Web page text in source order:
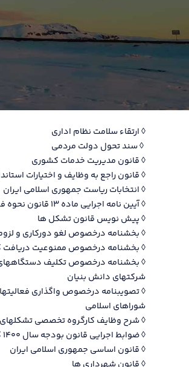
◊ ارتقاء سلامت نظام اداری
◊ سند تحول دولت مردمی
◊ قانون مدیریت خدمات کشوری
◊ قانون راجع به وظایف و اختیارات
◊ انتخابات ریاست جمهوری اسلامی ایران
◊ آیین نامه اجرایی ماده ۱۳ قانون نحوه فعالیت احزاب
◊ پیش نویس قانون تشکل ها
◊ بخشنامه درخصوص لغو دورکاری و
◊ بخشنامه درخصوص ممنوعیت دریافت
◊ بخشنامه درخصوص تکلیف دستگاههای
شرکتهای دانش بنیان
◊ تصویبنامه درخصوص واگذاری
شوراهای اسلامی
◊ شرح وظایف کارگروه تخصصی
◊ ضوابط اجرایی قانون بودجه سال ۱۴۰۰ کل کشور
◊ قانون اساسی جمهوری اسلامی ایران